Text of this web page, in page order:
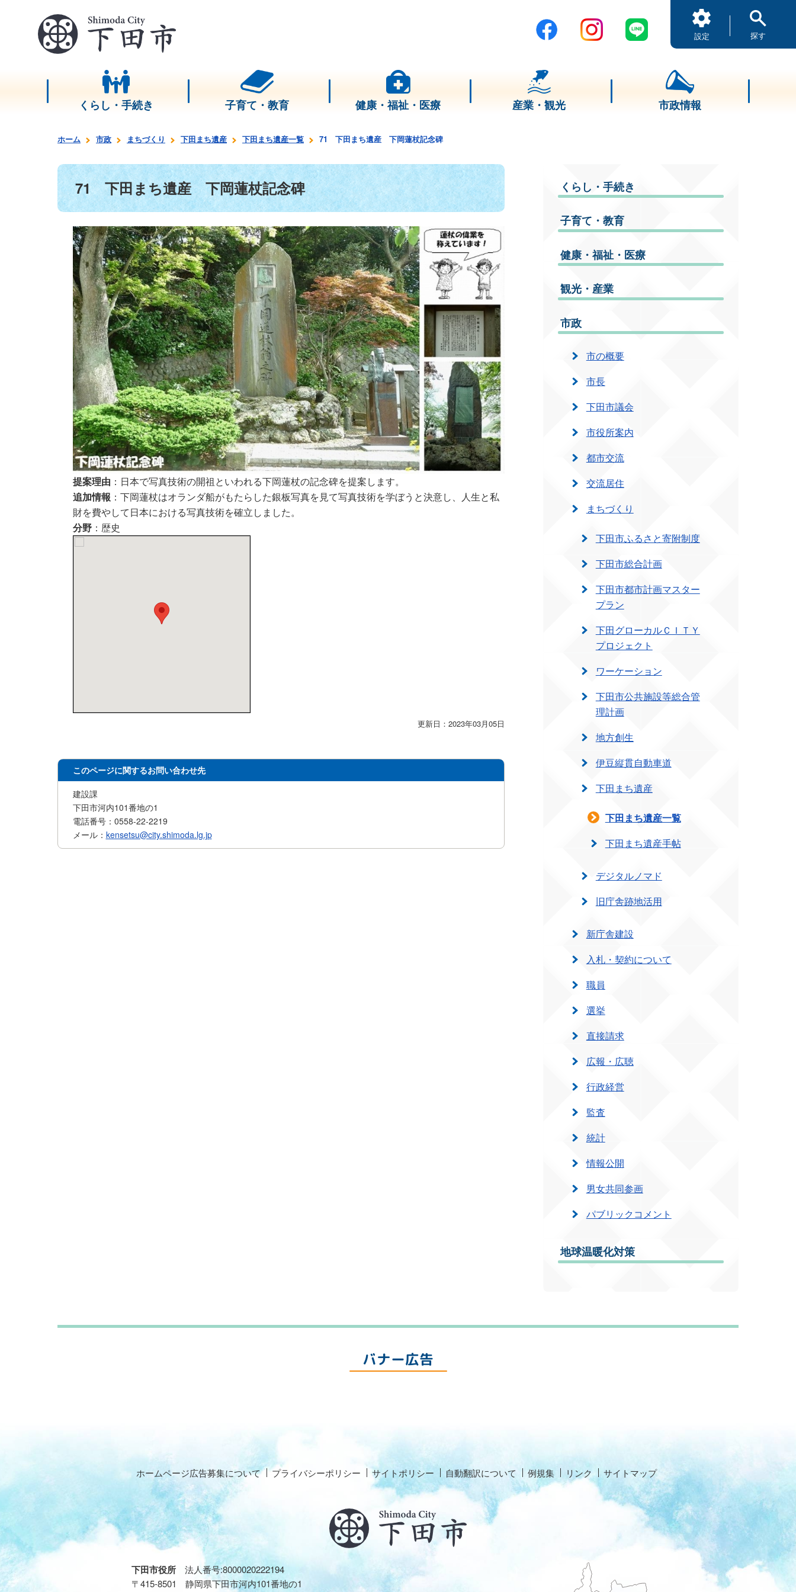
設定 探す
くらし・手続き 子育て・教育 健康・福祉・医療 産業・観光 市政情報
ホーム 市政 まちづくり 下田まち遺産 下田まち遺産一覧 71 下田まち遺産 下岡蓮杖記念碑
71 下田まち遺産 下岡蓮杖記念碑
提案理由 ：日本で写真技術の開祖といわれる下岡蓮杖の記念碑を提案します。
追加情報 ：下岡蓮杖はオランダ船がもたらした銀板写真を見て写真技術を学ぼうと決意し、人生と私
財を費やして日本における写真技術を確立しました。
分野 ：歴史
更新日：2023年03月05日
このページに関するお問い合わせ先
建設課
下田市河内101番地の1
電話番号：0558-22-2219
メール： kensetsu@city.shimoda.lg.jp
くらし・手続き
子育て・教育
健康・福祉・医療
観光・産業
市政
市の概要
市長
下田市議会
市役所案内
都市交流
交流居住
まちづくり
下田市ふるさと寄附制度
下田市総合計画
下田市都市計画マスター
プラン
下田グローカルＣＩＴＹ
プロジェクト
ワーケーション
下田市公共施設等総合管
理計画
地方創生
伊豆縦貫自動車道
下田まち遺産
下田まち遺産一覧
下田まち遺産手帖
デジタルノマド
旧庁舎跡地活用
新庁舎建設
入札・契約について
職員
選挙
直接請求
広報・広聴
行政経営
監査
統計
情報公開
男女共同参画
パブリックコメント
地球温暖化対策
バナー広告
ホームページ広告募集について プライバシーポリシー サイトポリシー 自動翻訳について 例規集 リンク サイトマップ
下田市役所 法人番号:8000020222194
〒415-8501 静岡県下田市河内101番地の1